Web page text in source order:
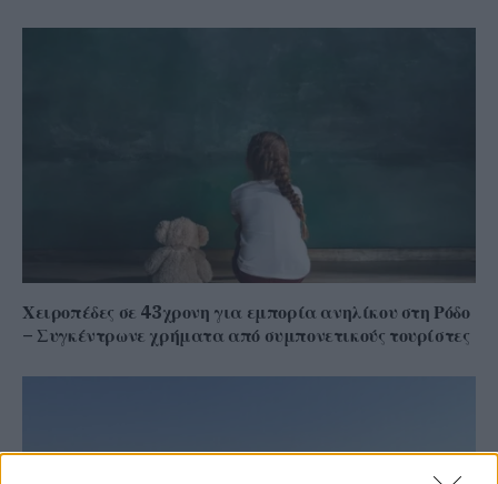
Χειροπέδες σε 43χρονη για εμπορία ανηλίκου στη Ρόδο
– Συγκέντρωνε χρήματα από συμπονετικούς τουρίστες